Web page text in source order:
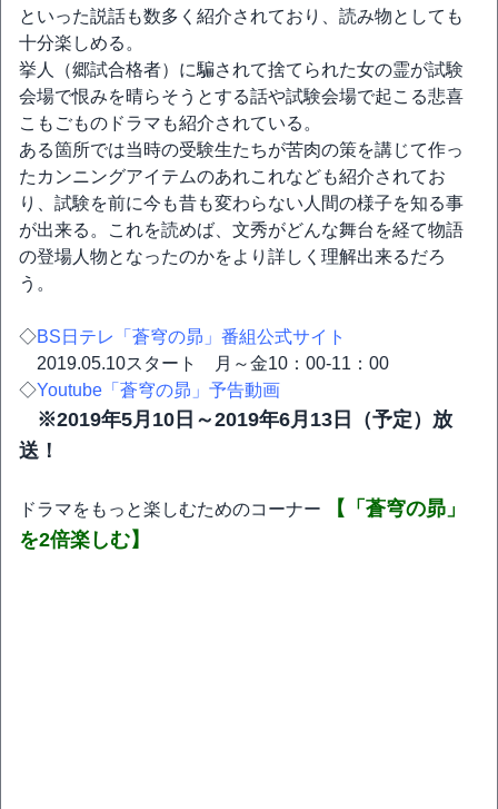
といった説話も数多く紹介されており、読み物としても
十分楽しめる。
挙人（郷試合格者）に騙されて捨てられた女の霊が試験
会場で恨みを晴らそうとする話や試験会場で起こる悲喜
こもごものドラマも紹介されている。
ある箇所では当時の受験生たちが苦肉の策を講じて作っ
たカンニングアイテムのあれこれなども紹介されてお
り、試験を前に今も昔も変わらない人間の様子を知る事
が出来る。これを読めば、文秀がどんな舞台を経て物語
の登場人物となったのかをより詳しく理解出来るだろ
う。
◇BS日テレ「蒼穹の昴」番組公式サイト
2019.05.10スタート 月～金10：00-11：00
◇Youtube「蒼穹の昴」予告動画
※2019年5月10日～2019年6月13日（予定）放
送！
ドラマをもっと楽しむためのコーナー
【「蒼穹の昴」
を2倍楽しむ】